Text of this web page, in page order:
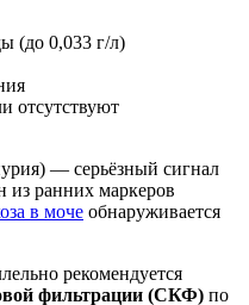
(до 0,033 г/л)
отсутствуют
— серьёзный сигнал
ранних маркеров
в моче обнаруживается
рекомендуется
фильтрации (СКФ) по